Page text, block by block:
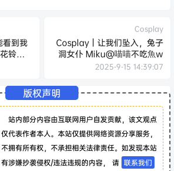
到我
铃
Cosplay
Cosplay｜让我们坠入，兔子
洞女仆 Miku@喵喵不吃魚w
2025-9-15 14:39:07
版权声明
站内部分内容由互联网用户自发贡献，该文观点
仅代表作者本人。本站仅提供网络资源分享服务，
不拥有所有权，不承担相关法律责任。如发现本站
有涉嫌抄袭侵权/违法违规的内容， 请 联系我们